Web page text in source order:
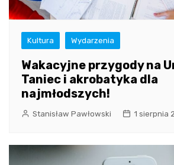
Kultura Wydarzenia
Wakacyjne przygody na
Taniec i akrobatyka dla
najmłodszych!
Stanisław Pawłowski 1 sierpnia